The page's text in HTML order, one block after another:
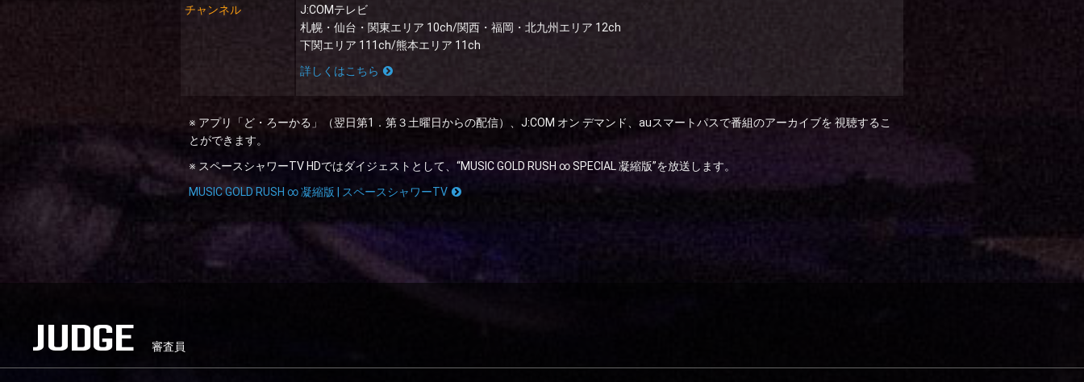
チャンネル
J:COMテレビ
札幌・仙台・関東エリア 10ch/関西・福岡・北九州エリア 12ch
下関エリア 111ch/熊本エリア 11ch
詳しくはこちら
※ アプリ「ど・ろーかる」（翌日第1 ．第３土曜日からの配信）、J:COM オン デマンド、auスマートパスで番組のアーカイブを 視聴するこ
とができます。
※ スペースシャワーTV HDではダイジェストとして、“MUSIC GOLD RUSH ∞ SPECIAL 凝縮版”を放送します。
MUSIC GOLD RUSH ∞ 凝縮版 |
スペースシャワーTV
JUDGE 審査員